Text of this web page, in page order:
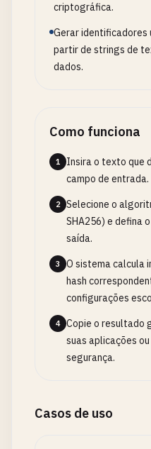
criptográfica.
Gerar identificadores
partir de strings de
dados.
Como funciona
1
Insira o texto que
campo de entrada.
2
Selecione o
SHA256) e defina
saída.
3
O sistema calcula
hash
configurações
4
Copie o resultado
suas aplicações
segurança.
Casos de uso